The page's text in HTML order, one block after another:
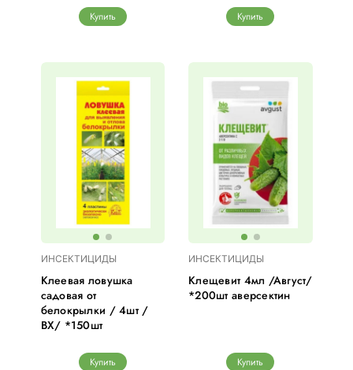
Купить Купить
ИНСЕКТИЦИДЫ
Клеевая ловушка
садовая от
белокрылки / 4шт /
ВХ/ *150шт
Купить
ИНСЕКТИЦИДЫ
Клещевит 4мл /Август/
*200шт аверсектин
Купить